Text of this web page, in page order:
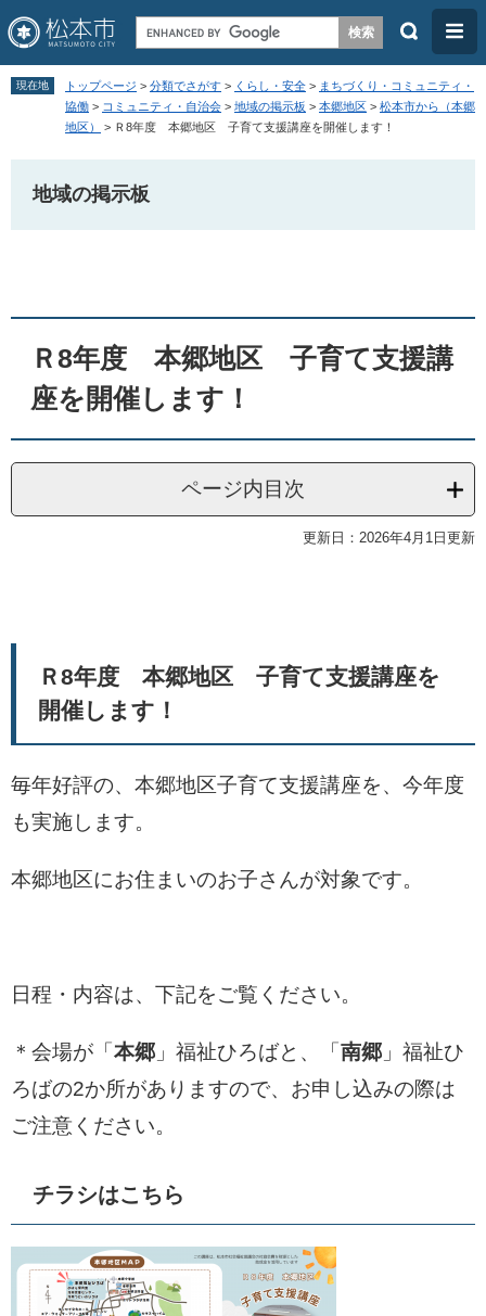
ペ
頭
。
メ
飛
て
検
メ
ニ
ュ
ー
現在地 トップページ > 分類でさがす > くらし・安全 > まちづくり・コミュニティ・
協働 > コミュニティ・自治会 > 地域の掲示板 > 本郷地区 > 松本市から（本郷
地区）
> Ｒ8年度 本郷地区 子育て支援講座を開催します！
地域の掲示板
Ｒ8年度 本郷地区 子育て支援講
座を開催します！
ページ内目次
更新日：2026年4月1日更新
Ｒ8年度 本郷地区 子育て支援講座を
開催します！
毎年好評の、本郷地区子育て支援講座を、今年度
も実施します。
本郷地区にお住まいのお子さんが対象です。
日程・内容は、下記をご覧ください。
＊会場が「 本郷 」福祉ひろばと、「 南郷 」福祉ひ
ろばの2か所がありますので、お申し込みの際は
ご注意ください。
チラシはこちら